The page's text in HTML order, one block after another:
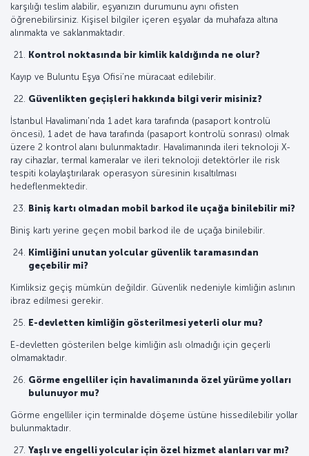
karşılığı teslim alabilir, eşyanızın durumunu aynı ofisten
öğrenebilirsiniz. Kişisel bilgiler içeren eşyalar da muhafaza altına
alınmakta ve saklanmaktadır.
Kontrol noktasında bir kimlik kaldığında ne olur?
Kayıp ve Buluntu Eşya Ofisi’ne müracaat edilebilir.
Güvenlikten geçişleri hakkında bilgi verir misiniz?
İstanbul Havalimanı'nda 1 adet kara tarafında (pasaport kontrolü
öncesi), 1 adet de hava tarafında (pasaport kontrolü sonrası) olmak
üzere 2 kontrol alanı bulunmaktadır. Havalimanında ileri teknoloji X-
ray cihazlar, termal kameralar ve ileri teknoloji detektörler ile risk
tespiti kolaylaştırılarak operasyon süresinin kısaltılması
hedeflenmektedir.
Biniş kartı olmadan mobil barkod ile uçağa binilebilir mi?
Biniş kartı yerine geçen mobil barkod ile de uçağa binilebilir.
Kimliğini unutan yolcular güvenlik taramasından
geçebilir mi?
Kimliksiz geçiş mümkün değildir. Güvenlik nedeniyle kimliğin aslının
ibraz edilmesi gerekir.
E-devletten kimliğin gösterilmesi yeterli olur mu?
E-devletten gösterilen belge kimliğin aslı olmadığı için geçerli
olmamaktadır.
Görme engelliler için havalimanında özel yürüme yolları
bulunuyor mu?
Görme engelliler için terminalde döşeme üstüne hissedilebilir yollar
bulunmaktadır.
Yaşlı ve engelli yolcular için özel hizmet alanları var mı?